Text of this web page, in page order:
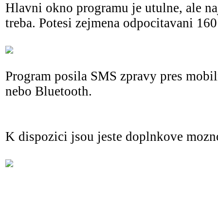
Hlavni okno programu je utulne, ale
treba. Potesi zejmena odpocitavani
Program posila SMS zpravy pres
nebo Bluetooth.
K dispozici jsou jeste doplnkove